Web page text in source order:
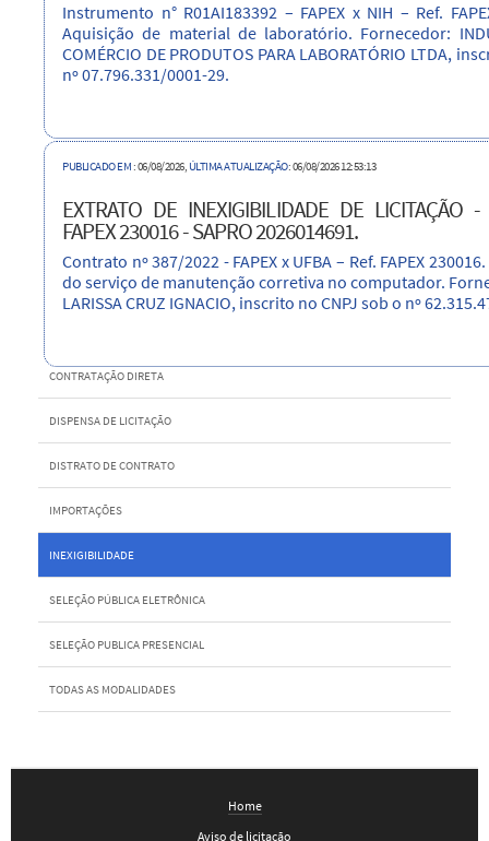
Instrumento n° R01AI183392 – FAPEX x NIH – Ref.
Aquisição de material de laboratório. Fornecedor:
COMÉRCIO DE PRODUTOS PARA LABORATÓRIO LTDA,
nº 07.796.331/0001-29.
PUBLICADO EM: 06/08/2026, ÚLTIMA ATUALIZAÇÃO: 06/08/2026 12:53:13
EXTRATO DE INEXIGIBILIDADE DE LICITAÇÃO
FAPEX 230016 - SAPRO 2026014691.
Contrato nº 387/2022 - FAPEX x UFBA – Ref. FAPEX
do serviço de manutenção corretiva no computador.
LARISSA CRUZ IGNACIO, inscrito no CNPJ sob o nº
CONTRATAÇÃO DIRETA
DISPENSA DE LICITAÇÃO
DISTRATO DE CONTRATO
IMPORTAÇÕES
INEXIGIBILIDADE
SELEÇÃO PÚBLICA ELETRÔNICA
SELEÇÃO PUBLICA PRESENCIAL
TODAS AS MODALIDADES
Home
Aviso de licitação